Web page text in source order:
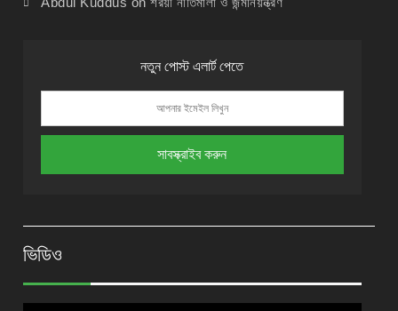
নতুন পোস্ট এলার্ট পেতে
ভিডিও